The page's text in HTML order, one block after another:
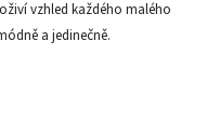
vzhled každého malého
a jedinečně.